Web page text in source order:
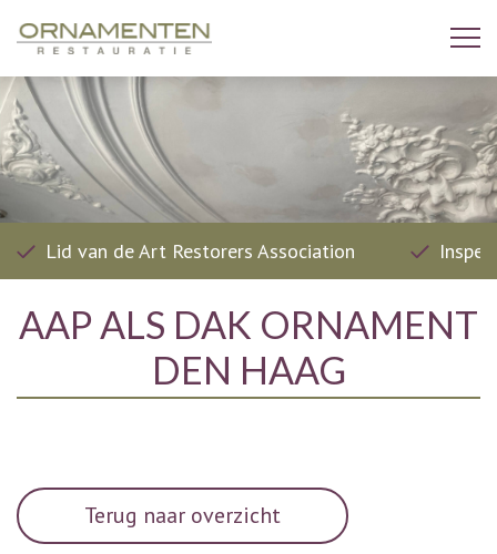
Lid van de Art Restorers Association
AAP ALS DAK ORNAMENT
DEN HAAG
Terug naar overzicht